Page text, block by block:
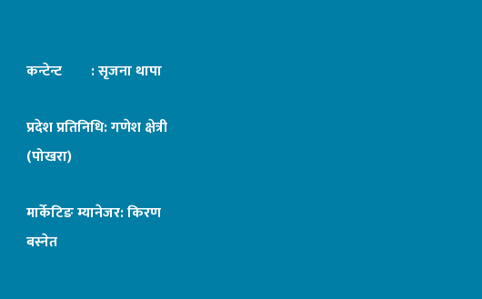
कन्टेन्ट : सृजना थापा
प्रदेश प्रतिनिधि: गणेश क्षेत्री
(पोखरा)
मार्केटिङ म्यानेजर: किरण
बस्नेत